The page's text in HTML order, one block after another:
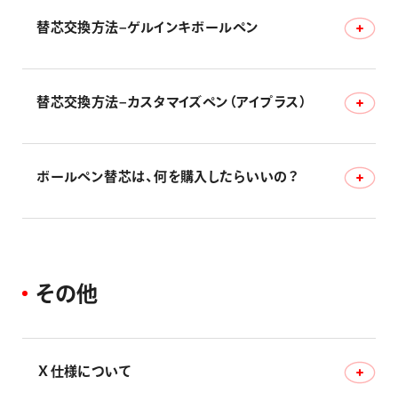
い。
替芯交換方法–ゲルインキボールペン
い。
替芯交換方法–カスタマイズペン（アイプラス）
ボールペン替芯は、何を購入したらいいの？
ボールペン替芯
その他
Ｘ仕様について